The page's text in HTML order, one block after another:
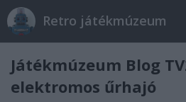
Retro játékmúzeum
Játékmúzeum Blog
elektromos űrhajó